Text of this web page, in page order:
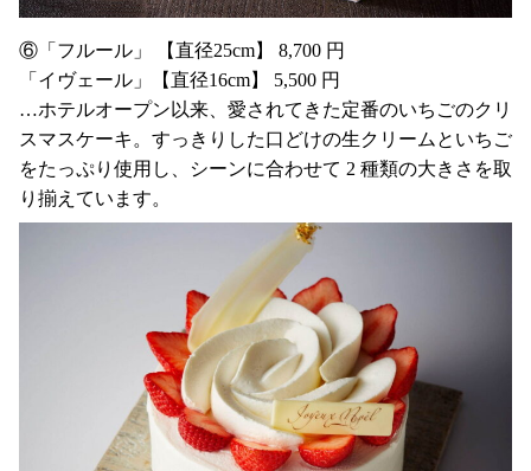
⑥「フルール」 【直径25cm】 8,700 円
「イヴェール」【直径16cm】 5,500 円
…ホテルオープン以来、愛されてきた定番のいちごのクリ
スマスケーキ。すっきりした口どけの生クリームといちご
をたっぷり使用し、シーンに合わせて 2 種類の大きさを取
り揃えています。